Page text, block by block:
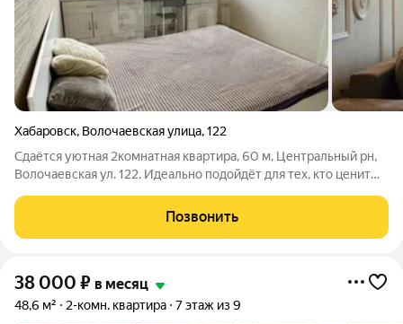
Хабаровск, Волочаевская улица,122
Сдаётся уютная 2комнатная квартира, 60 м, Центральный рн,
Волочаевская ул. 122. Идеально подойдёт для тех, кто ценит
Квартира на 8 этаже 9этажного дома с большой лоджией и
Позвонить
38 000 ₽ в месяц
48,6 м² 2-комн. квартира 7 этаж из 9